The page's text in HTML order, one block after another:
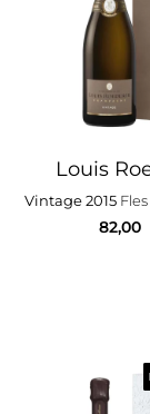
Louis
Vintage 2015Fles
82,00